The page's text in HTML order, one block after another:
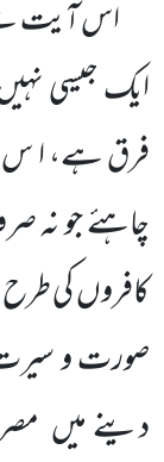
اس آیت سے
ایک جیسی
فرق ہے، ا
چاہئے جو نہ
کافروںکی
صورت و
دینے میں